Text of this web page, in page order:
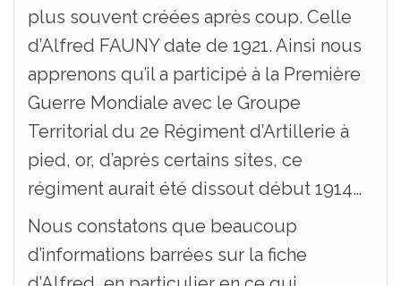
plus souvent créées après coup. Celle
d’Alfred FAUNY date de 1921. Ainsi nous
apprenons qu’il a participé à la Première
Guerre Mondiale avec le Groupe
Territorial du 2e Régiment d’Artillerie à
pied, or, d’après certains sites, ce
régiment aurait été dissout début 1914…
Nous constatons que beaucoup
d’informations barrées sur la fiche